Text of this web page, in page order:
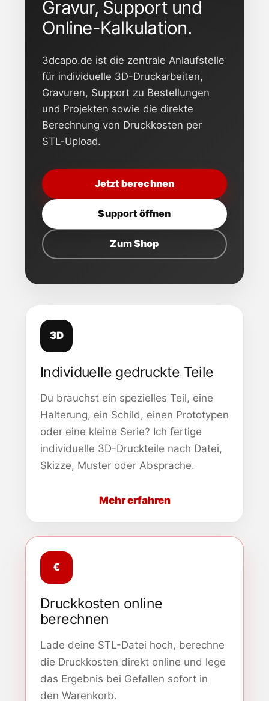
Gravur, Support und
Online-Kalkulation.
3dcapo.de ist die zentrale Anlaufstelle
für individuelle 3D-Druckarbeiten,
Gravuren, Support zu Bestellungen
und Projekten sowie die direkte
Berechnung von Druckkosten per
STL-Upload.
Jetzt berechnen
Support öffnen
Zum Shop
3D
Individuelle gedruckte Teile
Du brauchst ein spezielles Teil, eine
Halterung, ein Schild, einen Prototypen
oder eine kleine Serie? Ich fertige
individuelle 3D-Druckteile nach Datei,
Skizze, Muster oder Absprache.
Mehr erfahren
€
Druckkosten online
berechnen
Lade deine STL-Datei hoch, berechne
die Druckkosten direkt online und lege
das Ergebnis bei Gefallen sofort in
den Warenkorb.